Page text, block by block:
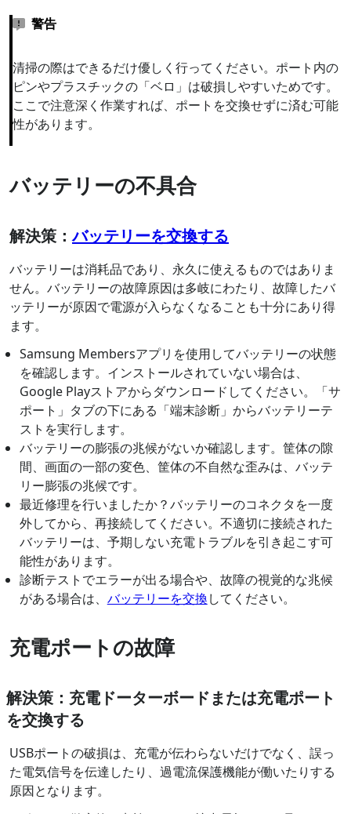
警告
清掃の際はできるだけ優しく行ってください。ポート内の
ピンやプラスチックの「ベロ」は破損しやすいためです。
ここで注意深く作業すれば、ポートを交換せずに済む可能
性があります。
バッテリーの不具合
解決策：バッテリーを交換する
バッテリーは消耗品であり、永久に使えるものではありま
せん。バッテリーの故障原因は多岐にわたり、故障したバ
ッテリーが原因で電源が入らなくなることも十分にあり得
ます。
Samsung Membersアプリを使用してバッテリーの状態
を確認します。インストールされていない場合は、
Google Playストアからダウンロードしてください。「サ
ポート」タブの下にある「端末診断」からバッテリーテ
ストを実行します。
バッテリーの膨張の兆候がないか確認します。筐体の隙
間、画面の一部の変色、筐体の不自然な歪みは、バッテ
リー膨張の兆候です。
最近修理を行いましたか？バッテリーのコネクタを一度
外してから、再接続してください。不適切に接続された
バッテリーは、予期しない充電トラブルを引き起こす可
能性があります。
診断テストでエラーが出る場合や、故障の視覚的な兆候
がある場合は、 バッテリーを交換してください。
充電ポートの故障
解決策：充電ドーターボードまたは充電ポート
を交換する
USBポートの破損は、充電が伝わらないだけでなく、誤っ
た電気信号を伝達したり、過電流保護機能が働いたりする
原因となります。